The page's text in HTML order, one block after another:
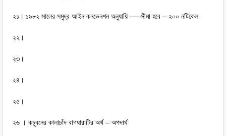
২১। ১৯৮২ সালের সমুদ্র আইন কনভেনশন অনুযায়ি —–সীমা হবে – ২০০ নটিকেল
২২।
২৩।
২৪।
২৫।
২৬ । কচুবনের কালাচাঁদ বাগধারাটির অর্থ – অপদার্থ